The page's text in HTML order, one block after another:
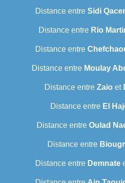
Distance entre Sidi
Distance entre Rio
Distance entre
Distance entre Moulay
Distance entre Zaio et
Distance entre El
Distance entre Oulad
Distance entre
Distance entre Demnate